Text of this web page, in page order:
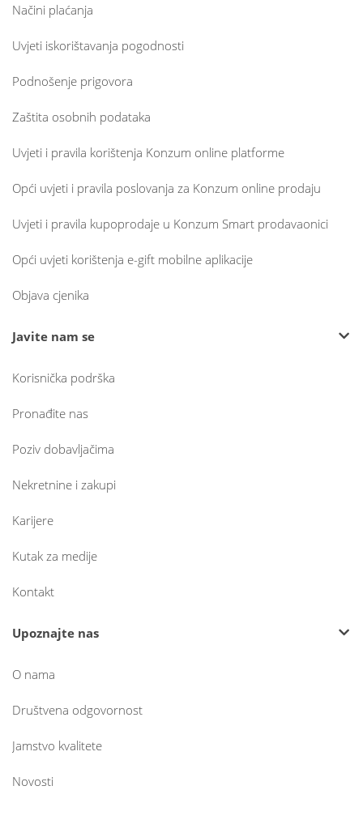
Načini plaćanja
Uvjeti iskorištavanja pogodnosti
Podnošenje prigovora
Zaštita osobnih podataka
Uvjeti i pravila korištenja Konzum online platforme
Opći uvjeti i pravila poslovanja za Konzum online prodaju
Uvjeti i pravila kupoprodaje u Konzum Smart prodavaonici
Opći uvjeti korištenja e-gift mobilne aplikacije
Objava cjenika
Javite nam se
Korisnička podrška
Pronađite nas
Poziv dobavljačima
Nekretnine i zakupi
Karijere
Kutak za medije
Kontakt
Upoznajte nas
O nama
Društvena odgovornost
Jamstvo kvalitete
Novosti